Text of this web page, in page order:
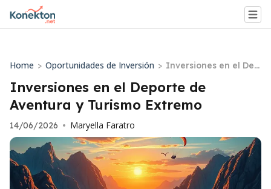
Home > Oportunidades de Inversión > Inversiones en el Dep
orte de Aventura y Tu
rismo Extremo
Inversiones en el Deporte de
Aventura y Turismo Extremo
14/06/2026 • Maryella Faratro